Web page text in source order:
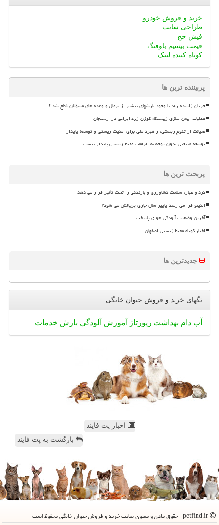
خرید و فروش خودرو
طراحی سایت
فیش حج
قیمت بیسیم باوفنگ
کوتاه کننده لینک
پربیننده ترین ها
جریان زاینده رود با وجود بارشهای بیشتر از نرمال و وعده های مسؤلان قطع شد!!
عملیات ایمن سازی زیستگاه گوزن زرد ایرانی در ارسنجان
صیانت از تنوع زیستی، راهبرد ملی برای امنیت زیستی و توسعه پایدار
توسعه صنعتی بدون توجه به الزامات محیط زیستی پایدار نیست
پربحث ترین ها
گرد و غبار، سلامت کشاورزی و بارندگی را تحت تأثیر قرار می دهد
النینو فرا می رسد پاییز سال جاری پرچالش می شود؟
آخرین وضعیت آلودگی هوای پایتخت
اخبار کوتاه محیط زیستی اصفهان
جدیدترین ها
تگهای خرید و فروش حیوان خانگی
آب دام بهداشت رپورتاژ آموزش آلودگی بارش خدمات
اخبار پت فایند
بازگشت به پت فایند